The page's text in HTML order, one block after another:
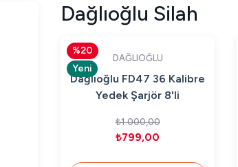
Dağlıoğlu Silah
%20
Yeni
DAĞLIOĞLU
Dağlıoğlu FD47 36 Kalibre
Yedek Şarjör 8'li
₺1.000,00
₺799,00